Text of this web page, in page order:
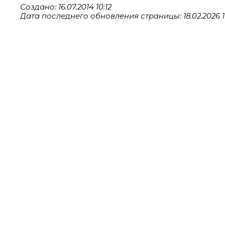
Создано: 16.07.2014 10:12
Дата последнего обновления страницы: 18.02.2026